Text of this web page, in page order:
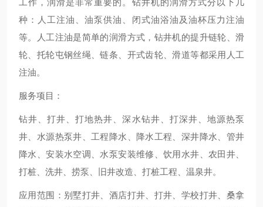
工作，润滑是非常重要的。钻井机的润滑方式分以下几
种：人工注油、油泵供油、闭式油浴油及油杯压力注油
等。人工注油是简单的润滑方式，钻井机的提升链轮、滑
轮、托轮屯钢丝绳、链条、开式齿轮、滑道等都采用人工
注油。
服务项目：
钻井、打井、打地热井、深水钻井、打深井、地源热泵
井、水源热泵井、工程降水、降水工程、深井降水、管井
降水、安装水空调、水泵安装维修、饮用水井、农田井、
打桩、洗井、捞泵、旧井改造、打桩工程、温泉井。
应用范围：别墅打井、酒店打井、打井、学校打井、桑拿